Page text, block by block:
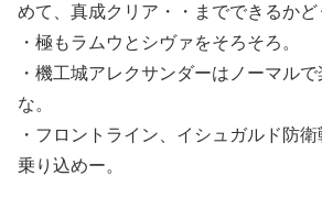
めて、真成クリア・・までできるかど
・極もラムウとシヴァをそろそろ。
・機工城アレクサンダーはノーマル
な。
・フロントライン、イシュガルド防
乗り込めー。